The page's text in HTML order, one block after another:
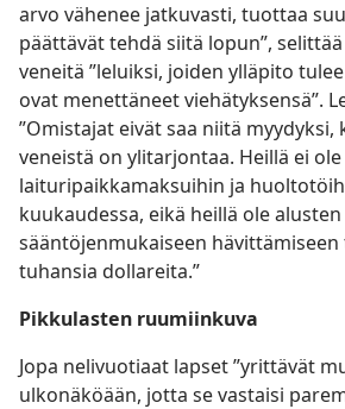
arvo vähenee jatkuvasti, tuottaa
päättävät tehdä siitä lopun”, selittää
veneitä ”leluiksi, joiden ylläpito
ovat menettäneet viehätyksensä”.
”Omistajat eivät saa niitä myydyksi,
veneistä on ylitarjontaa. Heillä ei
laituripaikkamaksuihin ja
kuukaudessa, eikä heillä ole alusten
sääntöjenmukaiseen
tuhansia dollareita.”
Pikkulasten ruumiinkuva
Jopa nelivuotiaat lapset ”yrittävät
ulkonäköään, jotta se vastaisi